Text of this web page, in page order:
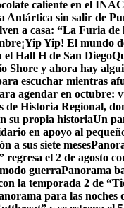
caliente en el
Antártica sin salir de
a casa: “La Furia de
¡Yip Yip! El mundo
Hall H de San Diego
Shore y ahora hay
escuchar mientras
agendar en octubre:
de Historia Regional,
su propia historiaUn
en apoyo al
a sus siete meses
regresa el 2 de agosto
guerraPanorama
la temporada 2 de
para las noches